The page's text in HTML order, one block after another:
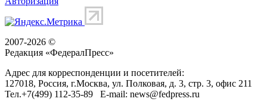
2007-2026 ©
Редакция «ФедералПресс»
Адрес для корреспонденции и посетителей:
127018, Россия, г.Москва, ул. Полковая, д. 3, стр. 3, офис 211
Тел.+7(499) 112-35-89 E-mail: news@fedpress.ru